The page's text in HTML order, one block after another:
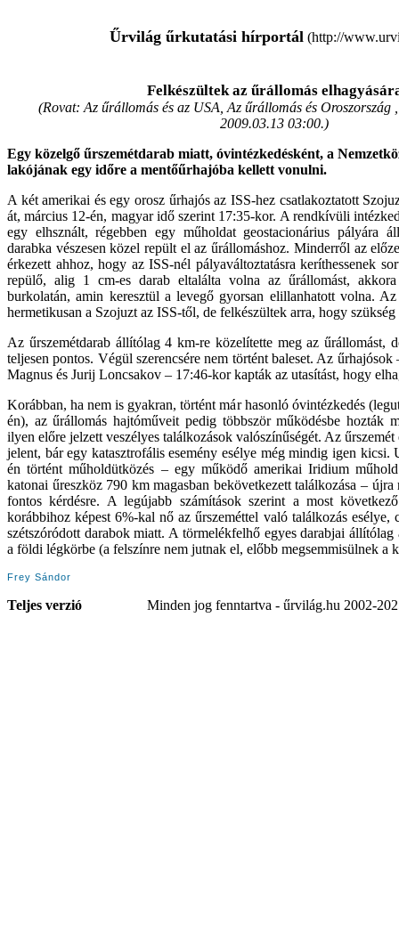
Űrvilág űrkutatási hírportál (http://
Felkészültek az űrállomás
(Rovat: Az űrállomás és az USA, Az űrállomás és Oroszország
2009.03.13 03:00.)
Egy közelgő űrszemétdarab miatt, óvintézkedésként, a
lakójának egy időre a mentőűrhajóba kellett vonulni.
A két amerikai és egy orosz űrhajós az ISS-hez csatlakoztatott
át, március 12-én, magyar idő szerint 17:35-kor. A rendkívüli
egy elhsznált, régebben egy műholdat geostacionárius pályára
darabka vészesen közel repült el az űrállomáshoz. Minderről az
érkezett ahhoz, hogy az ISS-nél pályaváltoztatásra keríthessenek
repülő, alig 1 cm-es darab eltalálta volna az űrállomást,
burkolatán, amin keresztül a levegő gyorsan elillanhatott volna.
hermetikusan a Szojuzt az ISS-től, de felkészültek arra, hogy szükség
Az űrszemétdarab állítólag 4 km-re közelítette meg az űrállomást,
teljesen pontos. Végül szerencsére nem történt baleset. Az
Magnus és Jurij Loncsakov – 17:46-kor kapták az utasítást, hogy
Korábban, ha nem is gyakran, történt már hasonló óvintézkedés
én), az űrállomás hajtóműveit pedig többször működésbe hozták
ilyen előre jelzett veszélyes találkozások valószínűségét. Az
jelent, bár egy katasztrofális esemény esélye még mindig igen kicsi.
én történt műholdütközés – egy működő amerikai Iridium
katonai űreszköz 790 km magasban bekövetkezett találkozása –
fontos kérdésre. A legújabb számítások szerint a most
korábbihoz képest 6%-kal nő az űrszeméttel való találkozás esélye,
szétszóródott darabok miatt. A törmelékfelhő egyes darabjai állítólag
a földi légkörbe (a felszínre nem jutnak el, előbb megsemmisülnek a
Frey Sándor
Teljes verzió Minden jog fenntartva - űrvilág.hu 2002-